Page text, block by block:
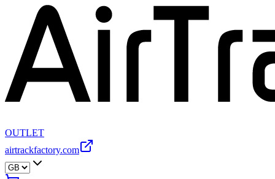
OUTLET
airtrackfactory.com